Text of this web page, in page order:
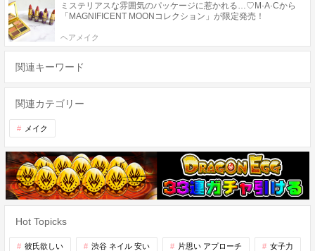
ミステリアスな雰囲気のパッケージに惹かれる…♡M·A·Cから
「MAGNIFICENT MOONコレクション」が限定発売！
ヘアメイク
関連キーワード
関連カテゴリー
メイク
Hot Topicks
彼氏欲しい 渋谷 ネイル 安い 片思い アプローチ 女子力